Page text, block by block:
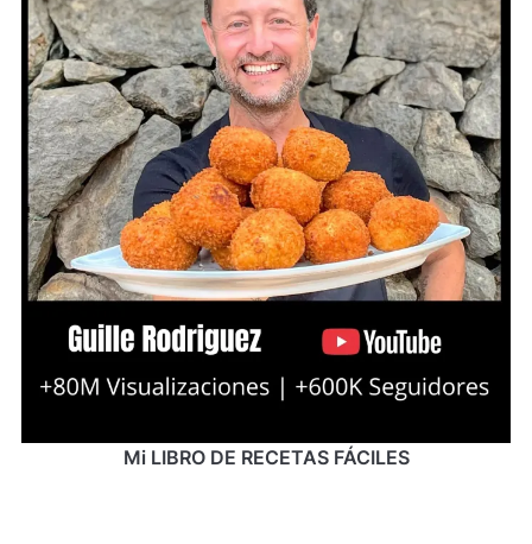
Mi LIBRO DE RECETAS FÁCILES